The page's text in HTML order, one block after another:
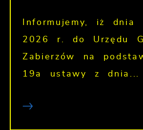
Informujemy, iż dnia
2026 r. do Urzędu
Zabierzów na
19a ustawy z dnia...